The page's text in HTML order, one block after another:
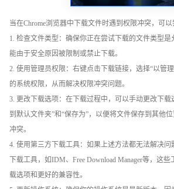
当在Chrome浏览器中下载文件时遇到权限冲突，可以
1. 检查文件类型：确保你正在尝试下载的文件类型
能由于安全原因被限制或禁止下载。
2. 使用管理员权限：右键点击下载链接，选择“以管
的系统权限，从而解决权限冲突问题。
3. 更改下载选项：在下载过程中，可以手动更改下载
到默认文件夹”和“保存为”，以便将文件保存到其他
冲突。
4. 使用第三方下载工具：如果上述方法都无法解决
下载工具，如IDM、Free Download Manager等，这
载选项和更好的兼容性。